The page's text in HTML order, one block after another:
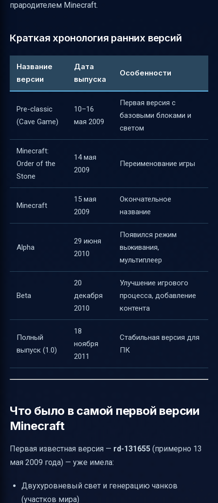
прародителем Minecraft.
Краткая хронология ранних версий
Название
версии
Дата
выпуска
Особенности
Pre-classic
(Cave Game)
10–16
мая 2009
Первая версия с
базовыми блоками и
светом
Minecraft:
Order of the
Stone
14 мая
2009
Переименование игры
Minecraft
15 мая
2009
Окончательное
название
Alpha
29 июня
2010
Появился режим
выживания,
мультиплеер
Beta
20
декабря
2010
Улучшение игрового
процесса, добавление
контента
Полный
выпуск (1.0)
18
ноября
2011
Стабильная версия для
ПК
Что было в самой первой версии
Minecraft
Первая известная версия — rd-131655 (примерно 13
мая 2009 года) — уже имела:
Двухуровневый свет и генерацию чанков
(участков мира)